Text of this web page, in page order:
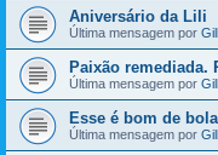
Aniversário da Lili
Última mensagem por
Paixão remediada.
Última mensagem por
Esse é bom de
Última mensagem por